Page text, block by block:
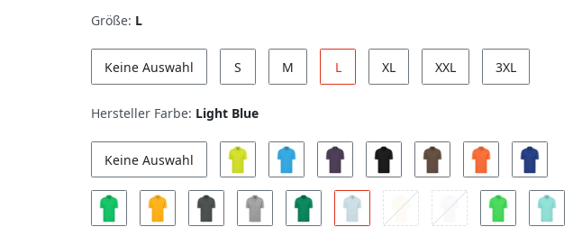
Größe: L
Keine Auswahl S M L XL XXL 3XL
Hersteller Farbe: Light Blue
Keine Auswahl